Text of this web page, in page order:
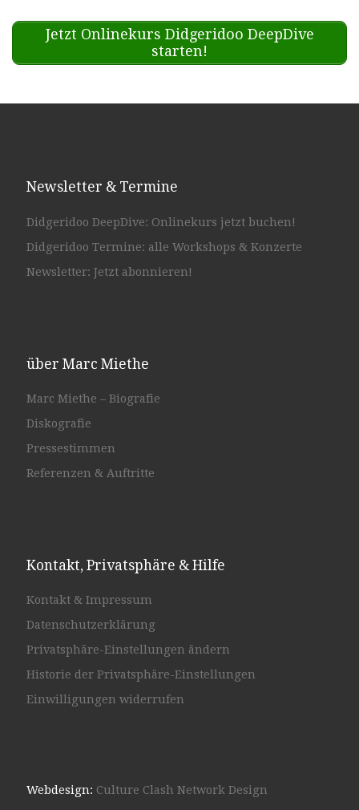
Jetzt Onlinekurs Didgeridoo DeepDive
starten!
Newsletter & Termine
Didgeridoo DeepDive: Onlinekurs jetzt buchen!
Didgeridoo Termine: alle Workshops & Konzerte
Newsletter: Jetzt abonnieren!
über Marc Miethe
Marc Miethe – Biografie
Diskografie
Pressestimmen
Referenzen & Auftritte
Kontakt, Privatsphäre & Hilfe
Kontakt & Impressum
Datenschutzerklärung
Privatsphäre-Einstellungen ändern
Historie der Privatsphäre-Einstellungen
Einwilligungen widerrufen
Webdesign: Culture Clash Network Design